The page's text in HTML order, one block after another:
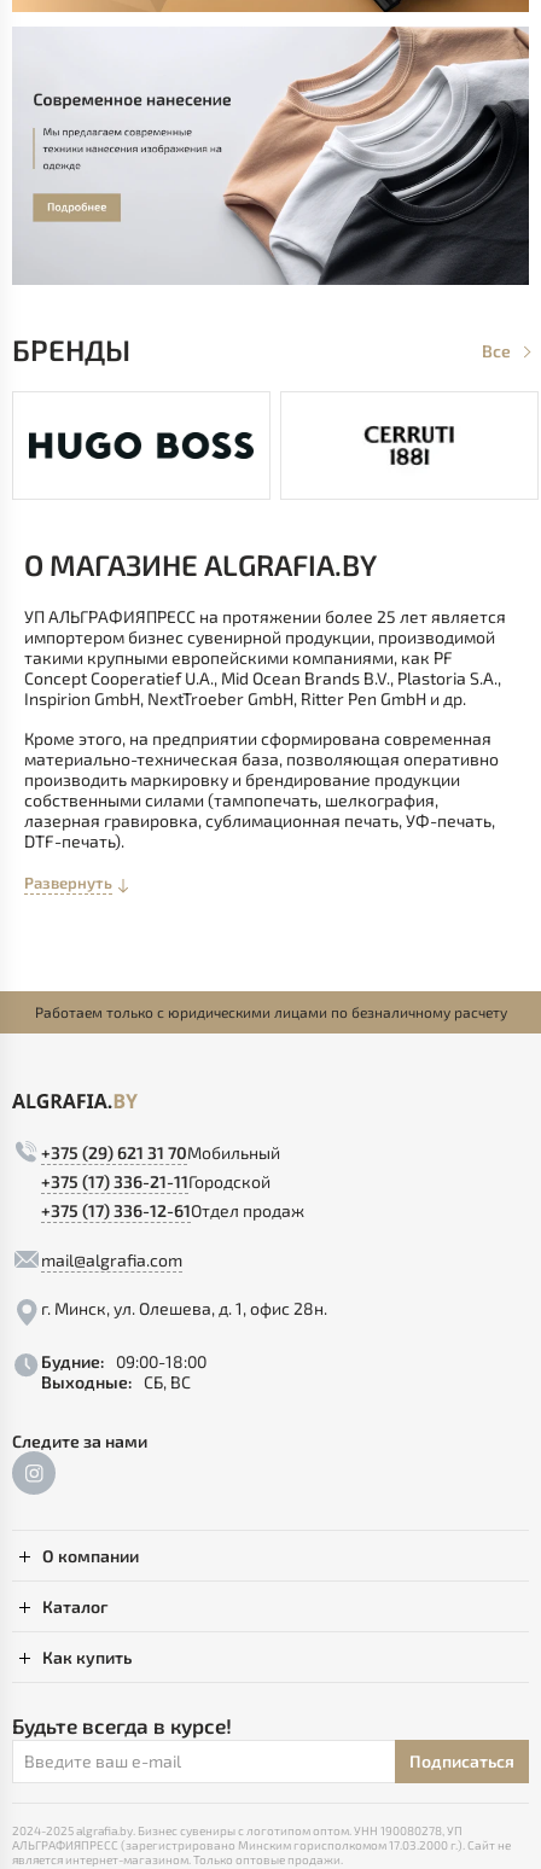
БРЕНДЫ Все
О МАГАЗИНЕ ALGRAFIA.BY
УП АЛЬГРАФИЯПРЕСС на протяжении более 25 лет является
импортером бизнес сувенирной продукции, производимой
такими крупными европейскими компаниями, как PF
Concept Cooperatief U.A., Mid Ocean Brands B.V., Plastoria S.A.,
Inspirion GmbH, NextTroeber GmbH, Ritter Pen GmbH и др.
Кроме этого, на предприятии сформирована современная
материально-техническая база, позволяющая оперативно
производить маркировку и брендирование продукции
собственными силами (тампопечать, шелкография,
лазерная гравировка, сублимационная печать, УФ-печать,
DTF-печать).
Развернуть
Работаем только с юридическими лицами по безналичному расчету
+375 (29) 621 31 70Мобильный
+375 (17) 336-21-11Городской
+375 (17) 336-12-61Отдел продаж
mail@algrafia.com
г. Минск, ул. Олешева, д. 1, офис 28н.
Будние:
09:00-18:00
Выходные: СБ, ВС
Следите за нами
О компании
Каталог
Как купить
Будьте всегда в курсе!
Подписаться
2024-2025 algrafia.by. Бизнес сувениры с логотипом оптом. УНН 190080278, УП
АЛЬГРАФИЯПРЕСС (зарегистрировано Минским горисполкомом 17.03.2000 г.). Сайт не
является интернет-магазином. Только оптовые продажи.